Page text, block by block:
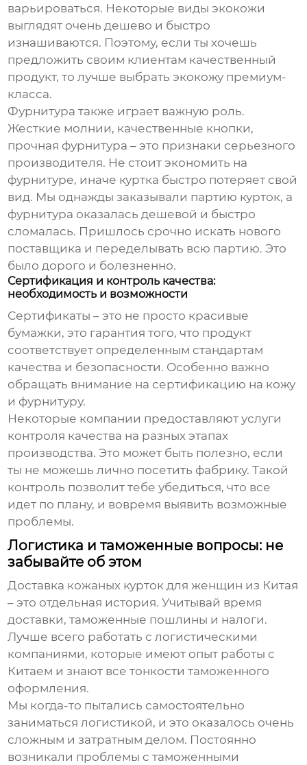
варьироваться. Некоторые виды экокожи
выглядят очень дешево и быстро
изнашиваются. Поэтому, если ты хочешь
предложить своим клиентам качественный
продукт, то лучше выбрать экокожу премиум-
класса.
Фурнитура также играет важную роль.
Жесткие молнии, качественные кнопки,
прочная фурнитура – это признаки серьезного
производителя. Не стоит экономить на
фурнитуре, иначе куртка быстро потеряет свой
вид. Мы однажды заказывали партию курток, а
фурнитура оказалась дешевой и быстро
сломалась. Пришлось срочно искать нового
поставщика и переделывать всю партию. Это
было дорого и болезненно.
Сертификация и контроль качества:
необходимость и возможности
Сертификаты – это не просто красивые
бумажки, это гарантия того, что продукт
соответствует определенным стандартам
качества и безопасности. Особенно важно
обращать внимание на сертификацию на кожу
и фурнитуру.
Некоторые компании предоставляют услуги
контроля качества на разных этапах
производства. Это может быть полезно, если
ты не можешь лично посетить фабрику. Такой
контроль позволит тебе убедиться, что все
идет по плану, и вовремя выявить возможные
проблемы.
Логистика и таможенные вопросы: не
забывайте об этом
Доставка кожаных курток для женщин из Китая
– это отдельная история. Учитывай время
доставки, таможенные пошлины и налоги.
Лучше всего работать с логистическими
компаниями, которые имеют опыт работы с
Китаем и знают все тонкости таможенного
оформления.
Мы когда-то пытались самостоятельно
заниматься логистикой, и это оказалось очень
сложным и затратным делом. Постоянно
возникали проблемы с таможенными